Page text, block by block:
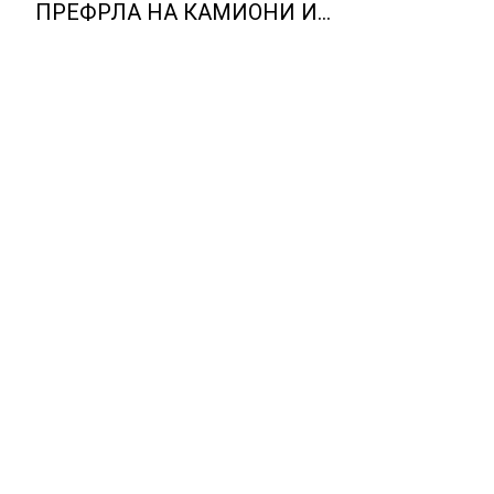
ПРЕФРЛА НА КАМИОНИ И